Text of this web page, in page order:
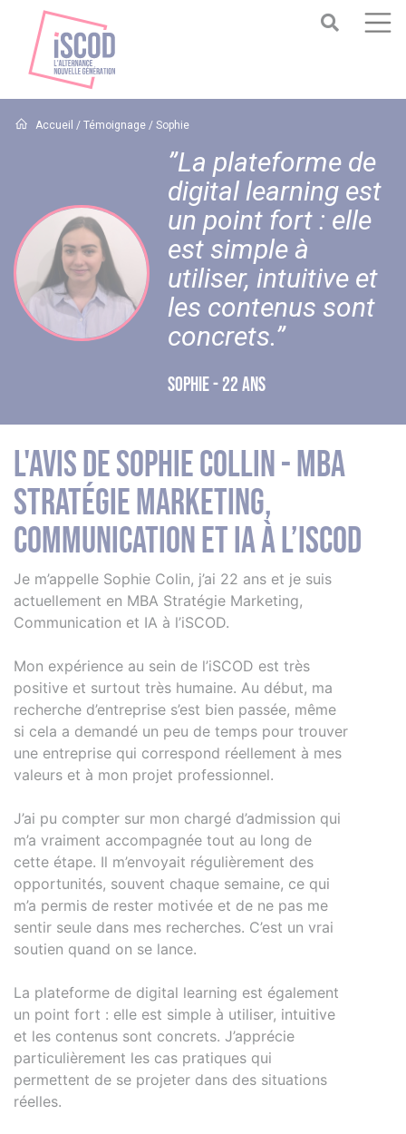
Accueil /Témoignage /Sophie
”La plateforme de
digital learning est
un point fort : elle
est simple à
utiliser, intuitive et
les contenus sont
concrets.”
SOPHIE - 22 ANS
L'avis de Sophie Collin - MBA
Stratégie Marketing,
Communication et IA à l’iSCOD
Je m’appelle Sophie Colin, j’ai 22 ans et je suis
actuellement en MBA Stratégie Marketing,
Communication et IA à l’iSCOD.
Mon expérience au sein de l’iSCOD est très
positive et surtout très humaine. Au début, ma
recherche d’entreprise s’est bien passée, même
si cela a demandé un peu de temps pour trouver
une entreprise qui correspond réellement à mes
valeurs et à mon projet professionnel.
J’ai pu compter sur mon chargé d’admission qui
m’a vraiment accompagnée tout au long de
cette étape. Il m’envoyait régulièrement des
opportunités, souvent chaque semaine, ce qui
m’a permis de rester motivée et de ne pas me
sentir seule dans mes recherches. C’est un vrai
soutien quand on se lance.
La plateforme de digital learning est également
un point fort : elle est simple à utiliser, intuitive
et les contenus sont concrets. J’apprécie
particulièrement les cas pratiques qui
permettent de se projeter dans des situations
réelles.